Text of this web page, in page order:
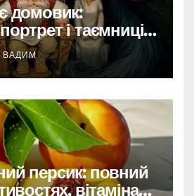
домовик:
і таємниці
ВАДИМ
персик: повний
вітамінах і